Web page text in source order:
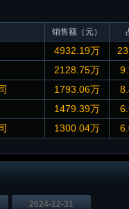
销售额（元）
4932.19万
2128.75万
1793.06万
1479.39万
1300.04万
2024-12-31